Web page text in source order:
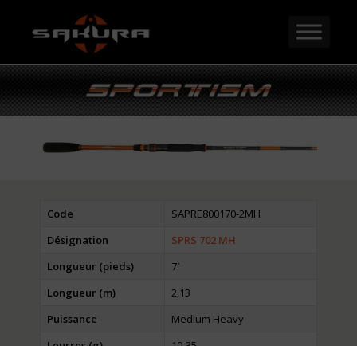
Code
SAPRE800170-2MH
Désignation
SPRS 702 MH
Longueur (pieds)
7′
Longueur (m)
2,13
Puissance
Medium Heavy